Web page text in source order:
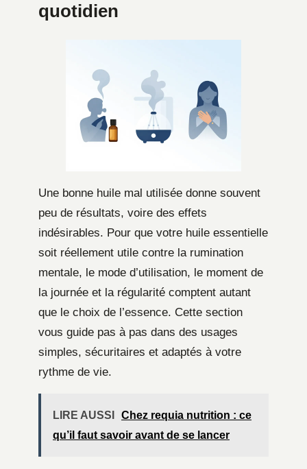
quotidien
Une bonne huile mal utilisée donne souvent
peu de résultats, voire des effets
indésirables. Pour que votre huile essentielle
soit réellement utile contre la rumination
mentale, le mode d’utilisation, le moment de
la journée et la régularité comptent autant
que le choix de l’essence. Cette section
vous guide pas à pas dans des usages
simples, sécuritaires et adaptés à votre
rythme de vie.
LIRE AUSSI
Chez requia nutrition : ce
qu’il faut savoir avant de se lancer